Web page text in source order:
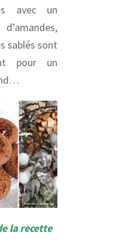
avec un
sablés sont
pour un
la recette